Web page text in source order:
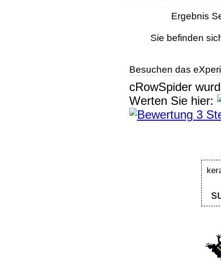
Ergebnis
Sie befinden
Besuchen das
cRowSpider
Werten Sie hier: